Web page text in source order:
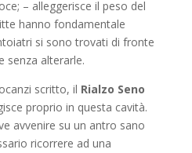
– alleggerisce il peso del
hanno fondamentale
si sono trovati di fronte
senza alterarle.
scritto, il Rialzo Seno
proprio in questa cavità.
avvenire su un antro sano
ricorrere ad una